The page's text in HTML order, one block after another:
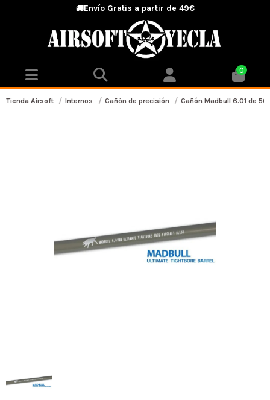
🚚Envío Gratis a partir de 49€
0
Tienda Airsoft Internos Cañón de precisión Cañón Madbull 6.01 de